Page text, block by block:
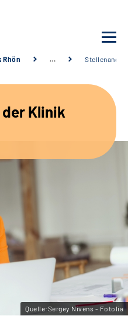
Rhön …
Klinik
Quelle:Sergey Nivens - Fotolia